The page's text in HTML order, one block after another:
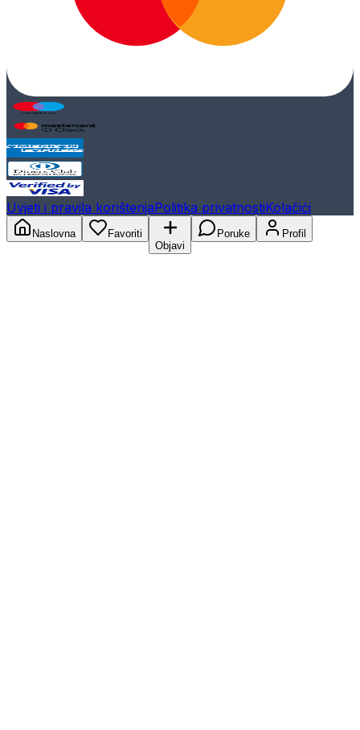
Uvjeti i pravila korištenjaPolitika privatnostiKolačići
Naslovna
Favoriti
Objavi
Poruke Profil